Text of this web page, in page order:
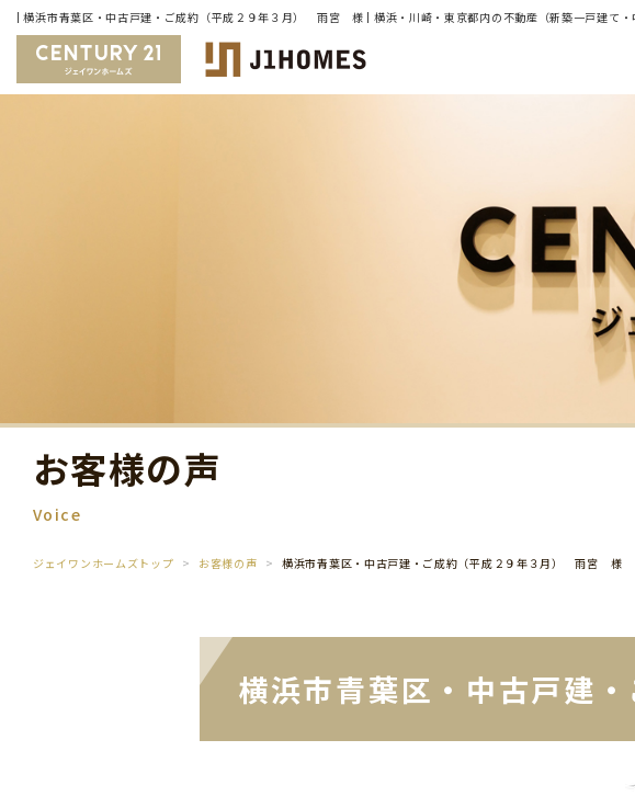
お客様の声
Voice
ジェイワンホームズトップ お客様の声 横浜市青葉区・中古戸建・ご成約（平成２９年３月） 雨宮 様
横浜市青葉区・中古戸建